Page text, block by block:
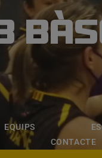
EQUIPS
CONTACTE
ESCOLA